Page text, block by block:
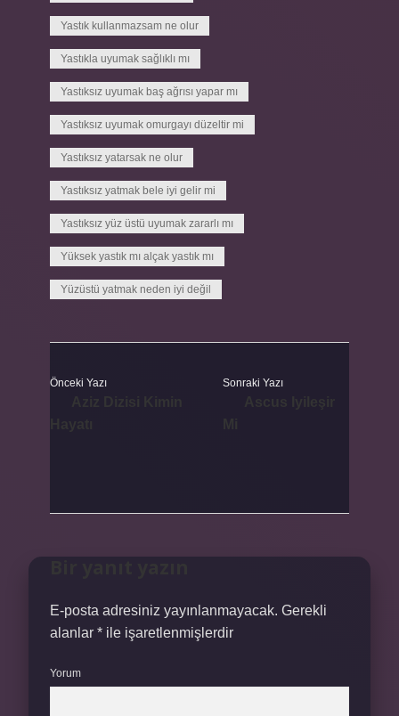
Yastık kullanmazsam ne olur
Yastıkla uyumak sağlıklı mı
Yastıksız uyumak baş ağrısı yapar mı
Yastıksız uyumak omurgayı düzeltir mi
Yastıksız yatarsak ne olur
Yastıksız yatmak bele iyi gelir mi
Yastıksız yüz üstü uyumak zararlı mı
Yüksek yastık mı alçak yastık mı
Yüzüstü yatmak neden iyi değil
Önceki Yazı Sonraki Yazı
E-posta adresiniz yayınlanmayacak. Gerekli
alanlar * ile işaretlenmişlerdir
Yorum